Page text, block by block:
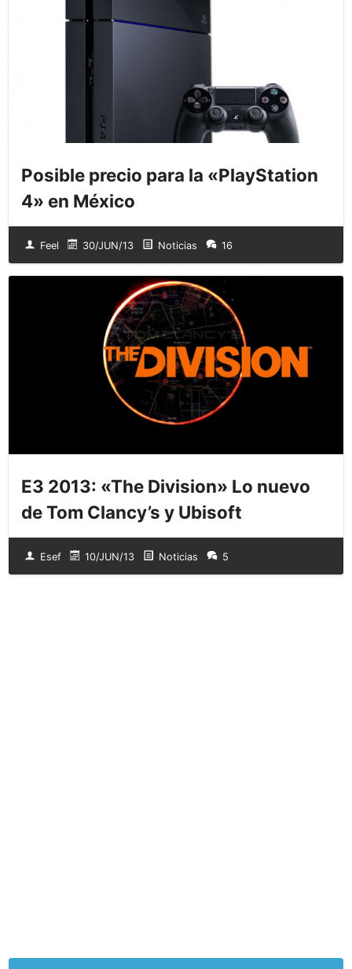
Posible precio para la «PlayStation
4» en México
Feel 30/JUN/13 Noticias 16
E3 2013: «The Division» Lo nuevo
de Tom Clancy’s y Ubisoft
Esef 10/JUN/13 Noticias 5